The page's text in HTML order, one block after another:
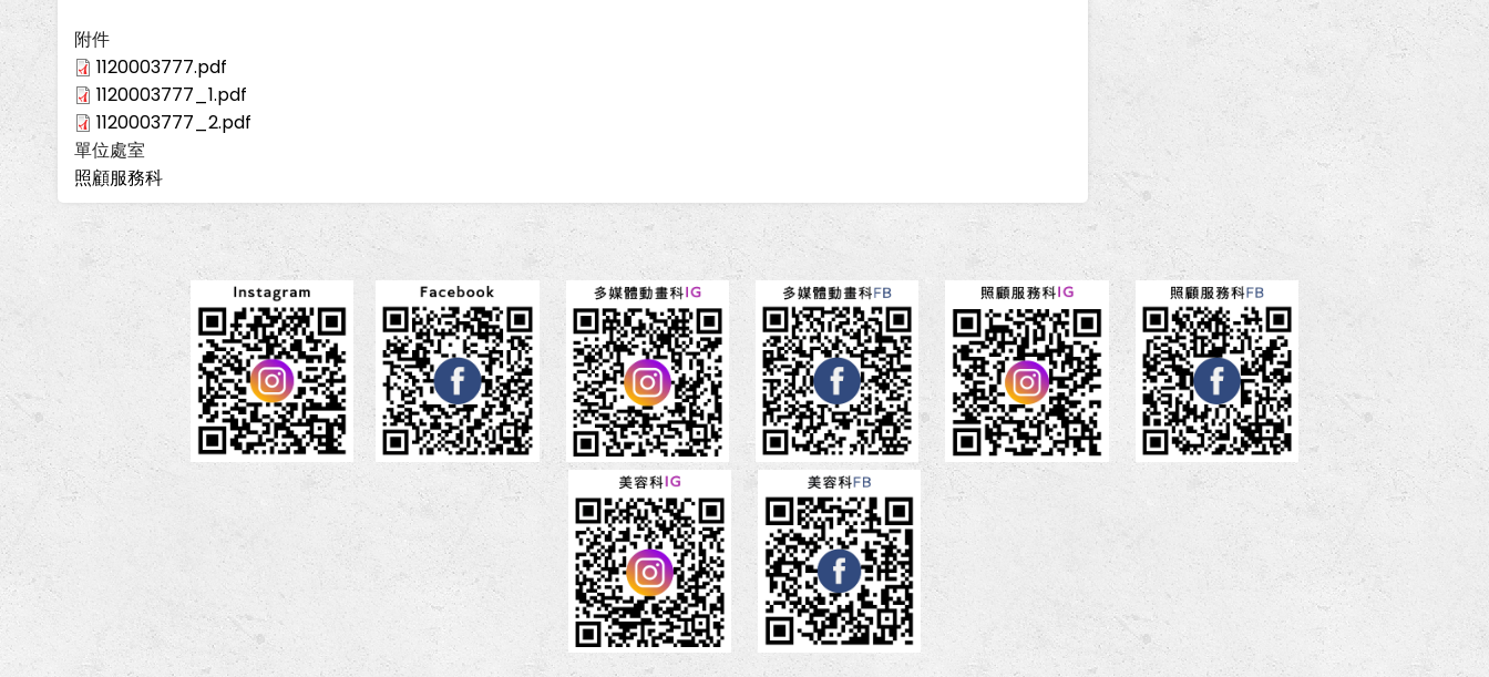
附件
1120003777.pdf
1120003777_1.pdf
1120003777_2.pdf
單位處室
照顧服務科